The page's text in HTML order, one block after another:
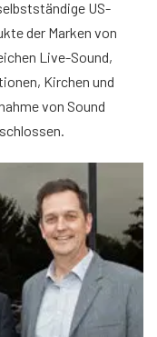
US-
der Marken von
Live-Sound,
Kirchen und
von Sound